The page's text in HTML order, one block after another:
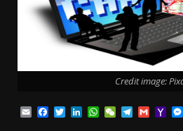
Credit image:
EmailFacebook
TwitterLinkedIn
WhatsApp
WeChatTelegram
Gmail